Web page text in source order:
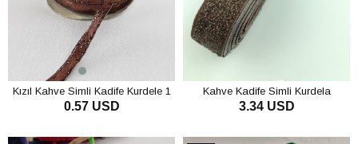
Kızıl Kahve Simli Kadife Kurdele 1
cm
0.57 USD
Kahve Kadife Simli Kurdela
3.34 USD